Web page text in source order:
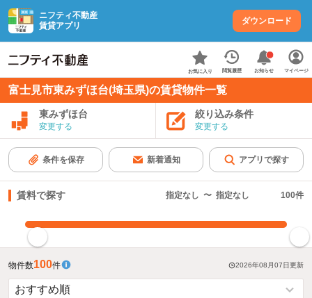
ニフティ不動産
賃貸アプリ
ダウンロード
お気に入り 閲覧履歴 お知らせ マイページ
富士見市東みずほ台(埼玉県)の賃貸物件一覧
東みずほ台
変更する
絞り込み条件
変更する
条件を保存 新着通知 アプリで探す
賃料で探す 指定なし 〜 指定なし 100件
物件数100件 2026年08月07日更新